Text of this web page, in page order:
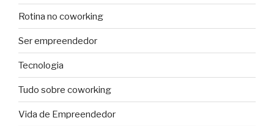
Rotina no coworking
Ser empreendedor
Tecnologia
Tudo sobre coworking
Vida de Empreendedor